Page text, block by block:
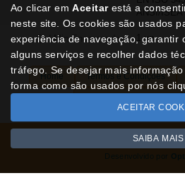
ANSI/ISEA
Qtd Min Encomenda 1 un
Home Termos e Condições
Todos os valores incluem IVA à taxa em vigor
Desenvolvido por
Ao clicar emAceitarestá a
neste site. Os cookies são usados
experiência de navegação, garantir
alguns serviços e recolher dados
tráfego. Se desejar mais
forma como são usados por nós
ACEITAR
SAIBA MAIS